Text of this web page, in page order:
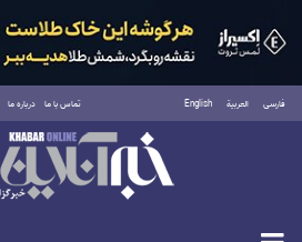
فارسی العربية English تماس با ما درباره ما
یکشنبه ۱۸ مرداد ۱۴۰۵